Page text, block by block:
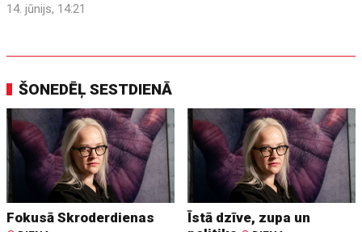
14. jūnijs, 14:21
ŠONEDĒĻ SESTDIENĀ
Fokusā Skroderdienas
Īstā dzīve, zupa un